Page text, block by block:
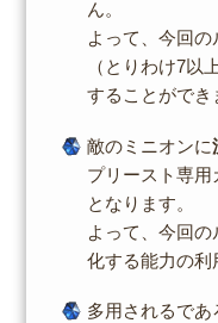
ん。
よって、今回
（とりわけ7以
することができ
敵のミニオンに
プリースト専
となります。
よって、今回
化する能力の利
多用されるであ